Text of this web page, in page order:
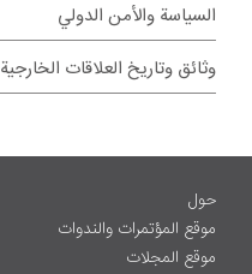
السياسة والأمن الدولي
وثائق وتاريخ العلاقات الخارجية
حول
موقع المؤتمرات والندوات
موقع المجلات